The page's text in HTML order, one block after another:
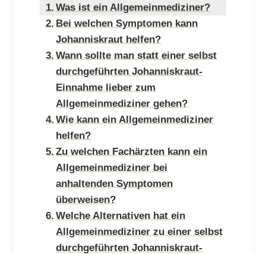
Was ist ein Allgemeinmediziner?
Bei welchen Symptomen kann
Johanniskraut helfen?
Wann sollte man statt einer selbst
durchgeführten Johanniskraut-
Einnahme lieber zum
Allgemeinmediziner gehen?
Wie kann ein Allgemeinmediziner
helfen?
Zu welchen Fachärzten kann ein
Allgemeinmediziner bei
anhaltenden Symptomen
überweisen?
Welche Alternativen hat ein
Allgemeinmediziner zu einer selbst
durchgeführten Johanniskraut-